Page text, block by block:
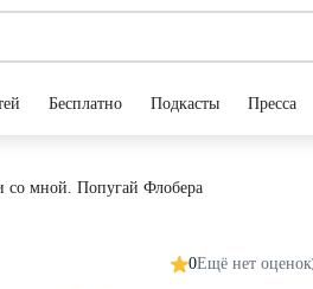
Бесплатно Подкасты Пресса
со мной. Попугай Флобера
0Ещё нет оценок